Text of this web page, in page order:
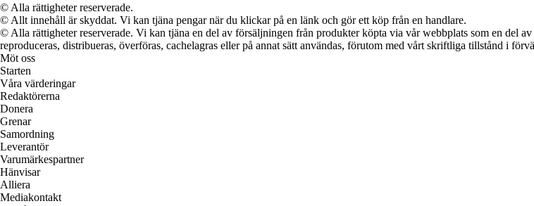
© Alla rättigheter reserverade.
© Allt innehåll är skyddat. Vi kan tjäna pengar när du klickar på en länk och gör ett köp från en handlare.
© Alla rättigheter reserverade. Vi kan tjäna en del av försäljningen från produkter köpta via vår webbplats som en del
reproduceras, distribueras, överföras, cachelagras eller på annat sätt användas, förutom med vårt skriftliga tillstånd i
Möt oss
Starten
Våra värderingar
Redaktörerna
Donera
Grenar
Samordning
Leverantör
Varumärkespartner
Hänvisar
Alliera
Mediakontakt